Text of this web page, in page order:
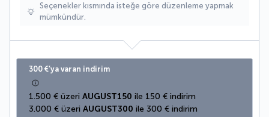
Seçenekler kısmında isteğe göre düzenleme yapmak
mümkündür.
300 €’ya varan indirim
1.500 € üzeri AUGUST150 ile 150 € indirim
3.000 € üzeri AUGUST300 ile 300 € indirim